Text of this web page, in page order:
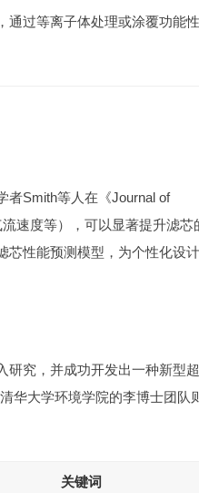
通过等离子体处理或涂覆功能
者Smith等人在《Journal of
速度等），可以显著提升滤芯
芯性能预测模型，为个性化设
研究，并成功开发出一种新型
华大学环境学院的李博士团队
关键词